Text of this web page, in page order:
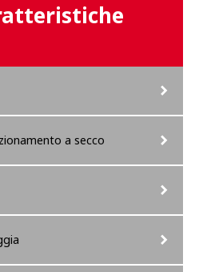
a secco